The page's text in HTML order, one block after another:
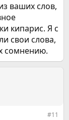
ваших слов,
кипарис. Я с
свои слова,
сомнению.
#11